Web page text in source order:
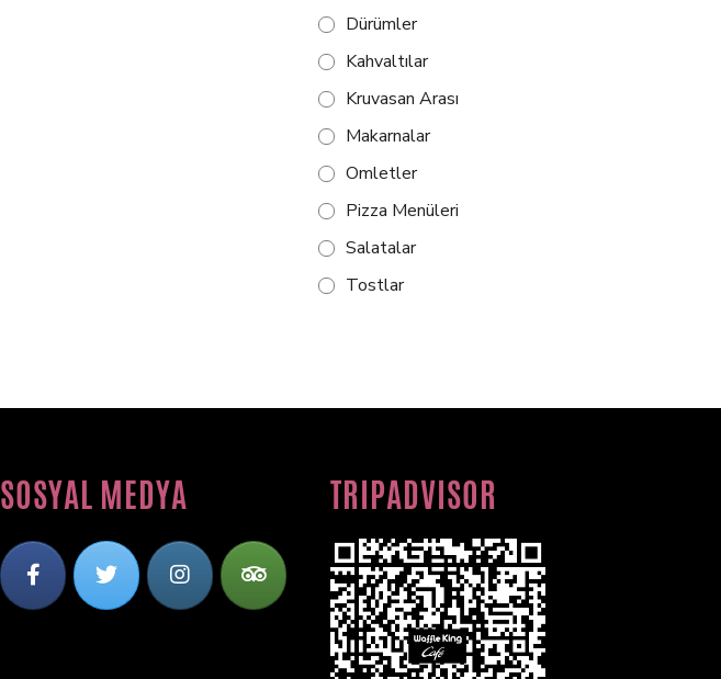
Dürümler
Kahvaltılar
Kruvasan Arası
Makarnalar
Omletler
Pizza Menüleri
Salatalar
Tostlar
SOSYAL MEDYA TRIPADVISOR